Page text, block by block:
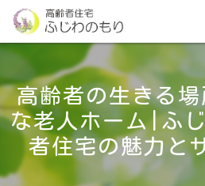
高齢者の生きる
な老人ホーム|ふ
者住宅の魅力と